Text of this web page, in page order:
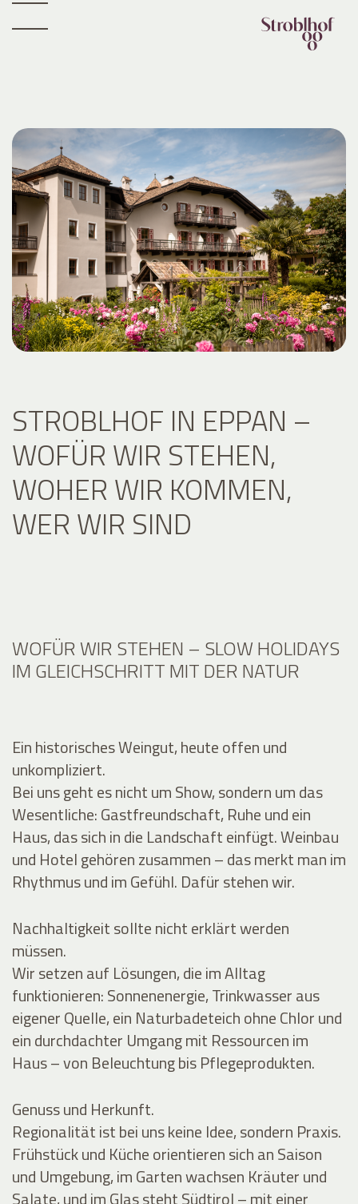
STROBLHOF IN EPPAN –
WOFÜR WIR STEHEN,
WOHER WIR KOMMEN,
WER WIR SIND
WOFÜR WIR STEHEN – SLOW HOLIDAYS
IM GLEICHSCHRITT MIT DER NATUR
Ein historisches Weingut, heute offen und
unkompliziert.
Bei uns geht es nicht um Show, sondern um das
Wesentliche: Gastfreundschaft, Ruhe und ein
Haus, das sich in die Landschaft einfügt. Weinbau
und Hotel gehören zusammen – das merkt man im
Rhythmus und im Gefühl. Dafür stehen wir.
Nachhaltigkeit sollte nicht erklärt werden
müssen.
Wir setzen auf Lösungen, die im Alltag
funktionieren: Sonnenenergie, Trinkwasser aus
eigener Quelle, ein Naturbadeteich ohne Chlor und
ein durchdachter Umgang mit Ressourcen im
Haus – von Beleuchtung bis Pflegeprodukten.
Genuss und Herkunft.
Regionalität ist bei uns keine Idee, sondern Praxis.
Frühstück und Küche orientieren sich an Saison
und Umgebung, im Garten wachsen Kräuter und
Salate, und im Glas steht Südtirol – mit einer